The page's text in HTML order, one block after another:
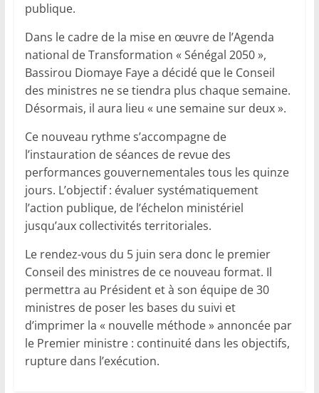
publique.
Dans le cadre de la mise en œuvre de l’Agenda
national de Transformation « Sénégal 2050 »,
Bassirou Diomaye Faye a décidé que le Conseil
des ministres ne se tiendra plus chaque semaine.
Désormais, il aura lieu « une semaine sur deux ».
Ce nouveau rythme s’accompagne de
l’instauration de séances de revue des
performances gouvernementales tous les quinze
jours. L’objectif : évaluer systématiquement
l’action publique, de l’échelon ministériel
jusqu’aux collectivités territoriales.
Le rendez-vous du 5 juin sera donc le premier
Conseil des ministres de ce nouveau format. Il
permettra au Président et à son équipe de 30
ministres de poser les bases du suivi et
d’imprimer la « nouvelle méthode » annoncée par
le Premier ministre : continuité dans les objectifs,
rupture dans l’exécution.